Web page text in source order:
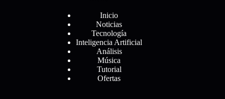
Inicio
Noticias
Tecnología
Inteligencia Artificial
Análisis
Música
Tutorial
Ofertas